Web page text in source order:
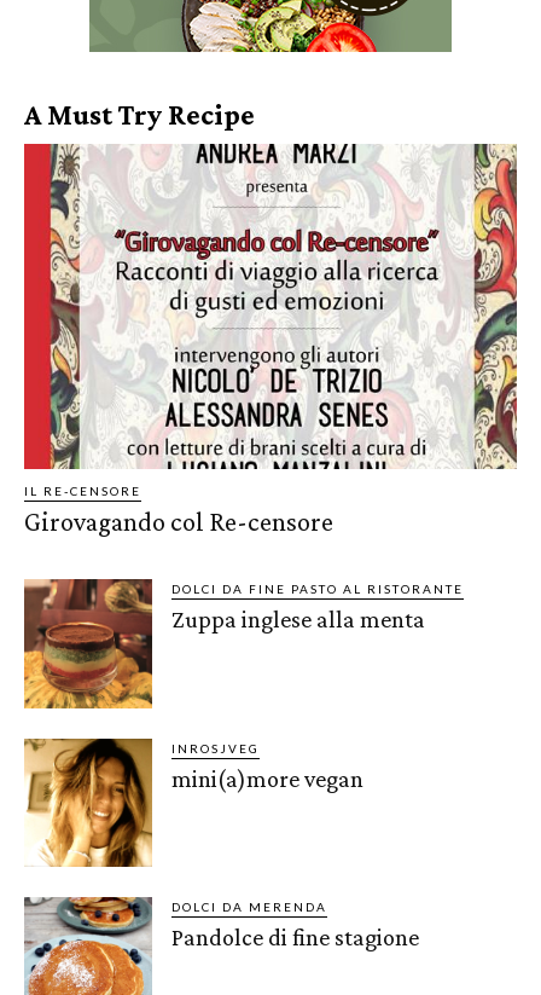
A Must Try Recipe
IL RE-CENSORE
Girovagando col Re-censore
DOLCI DA FINE PASTO AL RISTORANTE
Zuppa inglese alla menta
INROSJVEG
mini(a)more vegan
DOLCI DA MERENDA
Pandolce di fine stagione